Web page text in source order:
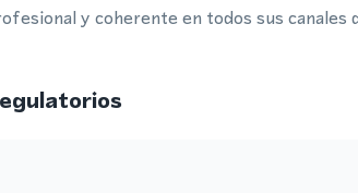
y coherente en todos sus canales